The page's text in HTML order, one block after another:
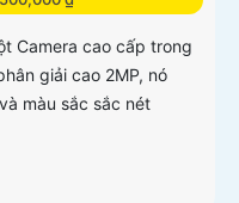
Camera cao cấp trong
giải cao 2MP, nó
màu sắc sắc nét